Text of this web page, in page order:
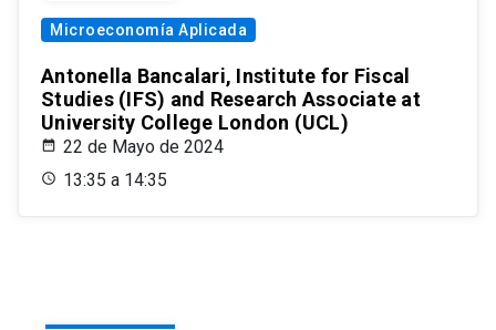
Microeconomía Aplicada
Antonella Bancalari, Institute for Fiscal
Studies (IFS) and Research Associate at
University College London (UCL)
22 de Mayo de 2024
13:35 a 14:35